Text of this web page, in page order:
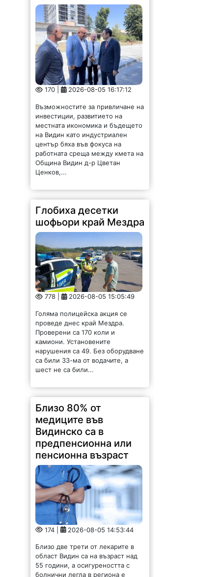
Община Видин д-р Цветан
Ценков,...
Глобиха десетки
шофьори край Мездра
778 | 2026-08-05 15:05:49
Голяма полицейска акция се
проведе днес край Мездра.
Проверени са 170 коли и
нарушения са 49. Без оборудване
са били 33-ма от водачите, а
шест не са били...
Близо 80% от
медиците във
Видинско са в
предпенсионна или
пенсионна възраст
174 | 2026-08-05 14:53:44
Близо две трети от лекарите в
област Видин са на възраст над
55 години, а осигуреността с
болнични легла в региона е
двойно по-ниска от средната за
страната. Това показват...
Жена от Враца си
търси работа-
почистване на
входове